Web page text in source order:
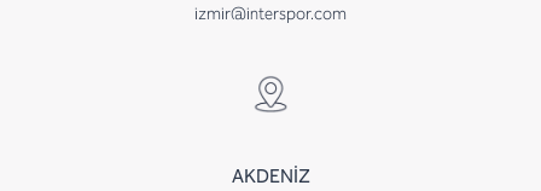
izmir@interspor.com
AKDENİZ